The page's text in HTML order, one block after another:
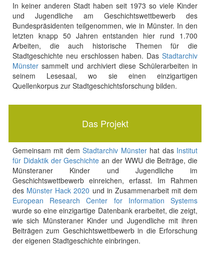
In keiner anderen Stadt haben seit 1973 so viele Kinder
und Jugendliche am Geschichtswettbewerb des
Bundespräsidenten teilgenommen, wie in Münster. In den
letzten knapp 50 Jahren entstanden hier rund 1.700
Arbeiten, die auch historische Themen für die
Stadtgeschichte neu erschlossen haben. DasStadtarchiv
Münstersammelt und archiviert diese Schülerarbeiten in
seinem Lesesaal, wo sie einen einzigartigen
Quellenkorpus zur Stadtgeschichtsforschung bilden.
Das Projekt
Gemeinsam mit demStadtarchiv Münsterhat das Institut
für Didaktik der Geschichte an der WWU die Beiträge, die
Münsteraner Kinder und Jugendliche im
Geschichtswettbewerb einreichen, erfasst. Im Rahmen
des Münster Hack 2020 und in Zusammenarbeit mit dem
European Research Center for Information Systems
wurde so eine einzigartige Datenbank erarbeitet, die zeigt,
wie sich Münsteraner Kinder und Jugendliche mit ihren
Beiträgen zum Geschichtswettbewerb in die Erforschung
der eigenen Stadtgeschichte einbringen.